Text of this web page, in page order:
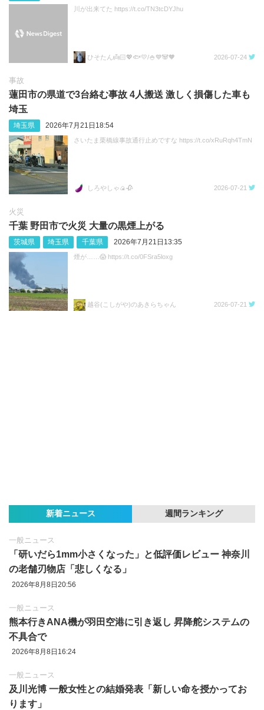
川が出来てた https://t.co/TN3tcDYJhu
ひそたん👼🏻💖🐟️💛/🍚💙🐼🧡 2026-07-24
事故
蓮田市の県道で3台絡む事故 4人搬送 激しく損傷した車も
埼玉
埼玉県 2026年7月21日18:54
さいたま栗橋線事故通行止めですな https://t.co/xRuRqh4TmN
しろやしゃ🍙🥀 2026-07-21
火災
千葉 野田市で火災 大量の黒煙上がる
茨城県 埼玉県 千葉県 2026年7月21日13:35
煙が……😱 https://t.co/0FSra5loxg
越谷(こしがや)のあきらちゃん 2026-07-21
新着ニュース 週間ランキング
一般ニュース
「研いだら1mm小さくなった」と低評価レビュー 神奈川
の老舗刃物店「悲しくなる」
2026年8月8日20:56
一般ニュース
熊本行きANA機が羽田空港に引き返し 昇降舵システムの
不具合で
2026年8月8日16:24
一般ニュース
及川光博 一般女性との結婚発表「新しい命を授かってお
ります」